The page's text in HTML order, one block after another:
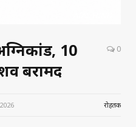
10
बरामद
0
रोहतक